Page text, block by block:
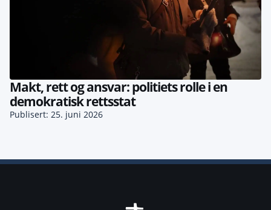
Makt, rett og ansvar: politiets rolle i en
demokratisk rettsstat
Publisert: 25. juni 2026